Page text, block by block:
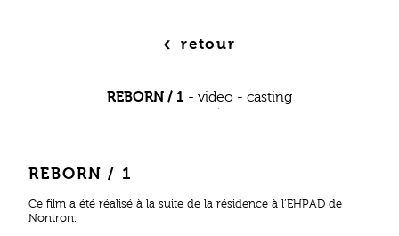
‹ retour
REBORN / 1 - video - casting
REBORN / 1
Ce film a été réalisé à la suite de la résidence à l’EHPAD de
Nontron.